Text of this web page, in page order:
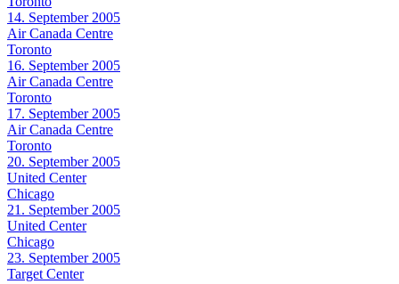
14. September 2005
Air Canada Centre
Toronto
16. September 2005
Air Canada Centre
Toronto
17. September 2005
Air Canada Centre
Toronto
20. September 2005
United Center
Chicago
21. September 2005
United Center
Chicago
23. September 2005
Target Center